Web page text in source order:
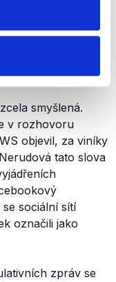
smyšlená.
v rozhovoru
objevil, za viníky
tato slova
sociální sítí
označili jako
zpráv se